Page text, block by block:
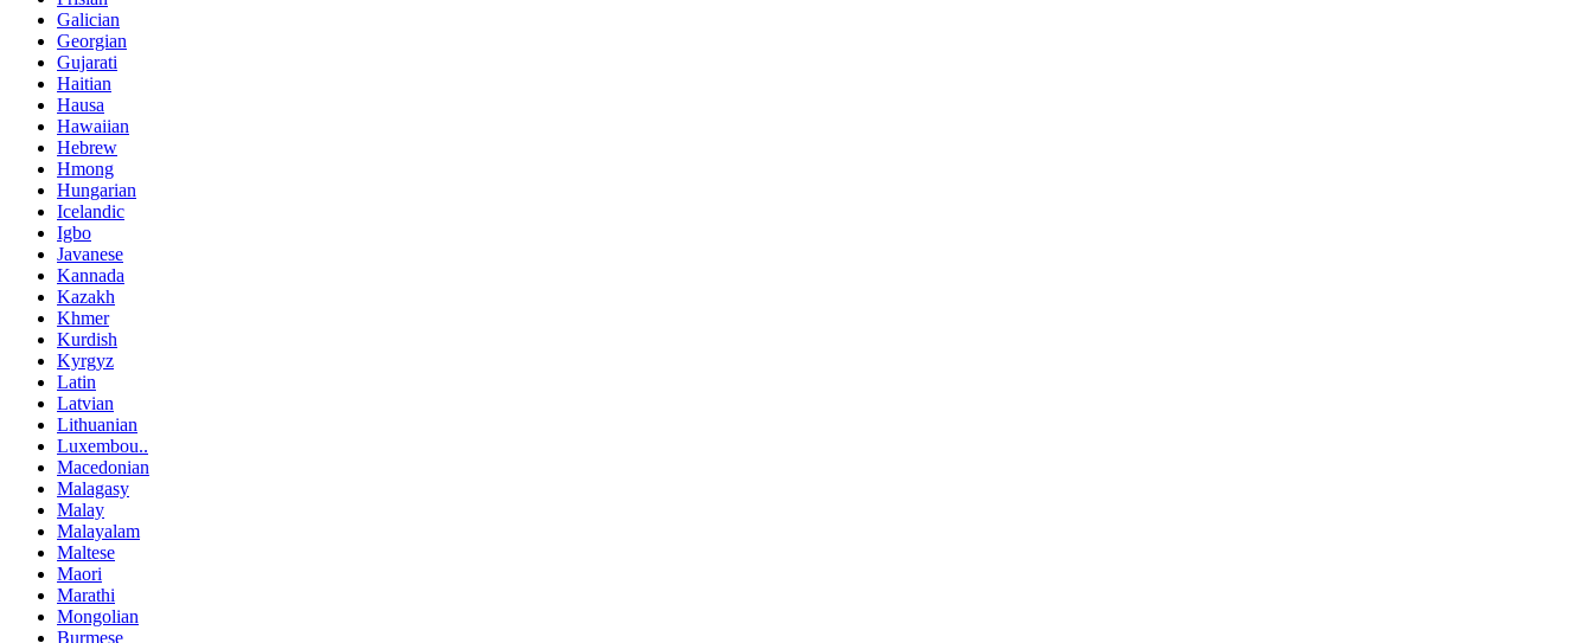
Galician
Georgian
Gujarati
Haitian
Hausa
Hawaiian
Hebrew
Hmong
Hungarian
Icelandic
Igbo
Javanese
Kannada
Kazakh
Khmer
Kurdish
Kyrgyz
Latin
Latvian
Lithuanian
Luxembou..
Macedonian
Malagasy
Malay
Malayalam
Maltese
Maori
Marathi
Mongolian
Burmese